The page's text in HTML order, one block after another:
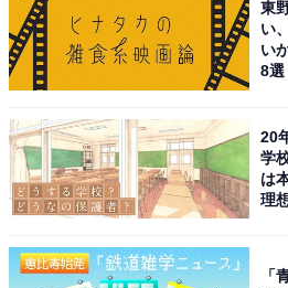
学の教員免許を取得しますが、
「B’z」を結成。楽曲の作詞も担
や編曲も手掛けるソロアーティ
ます。
回答者からは、「子供の頃稲葉
のご出身と聞いて、本当にびっく
す。数学苦手な私にぜひ数学を
ました（笑）」（40代女性／愛
東
い
い
8選
20
学
は
理
「